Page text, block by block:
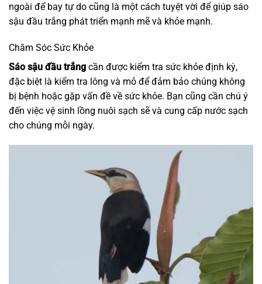
ngoài để bay tự do cũng là một cách tuyệt vời để giúp sáo
sậu đầu trắng phát triển mạnh mẽ và khỏe mạnh.
Chăm Sóc Sức Khỏe
Sáo sậu đầu trắng cần được kiểm tra sức khỏe định kỳ,
đặc biệt là kiểm tra lông và mỏ để đảm bảo chúng không
bị bệnh hoặc gặp vấn đề về sức khỏe. Bạn cũng cần chú ý
đến việc vệ sinh lồng nuôi sạch sẽ và cung cấp nước sạch
cho chúng mỗi ngày.